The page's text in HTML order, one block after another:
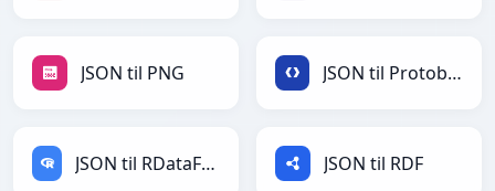
JSON til PNG JSON til Protobuf
JSON til RDataFrame JSON til RDF